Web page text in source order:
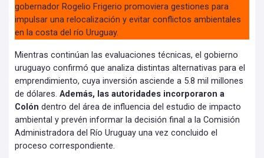
gobernador Rogelio Frigerio promoviera gestiones para
impulsar una relocalización y evitar conflictos ambientales
en la costa del río Uruguay.
Mientras continúan las evaluaciones técnicas, el gobierno
uruguayo confirmó que analiza distintas alternativas para el
emprendimiento, cuya inversión asciende a 5.8 mil millones
de dólares. Además, las autoridades incorporaron a
Colón dentro del área de influencia del estudio de impacto
ambiental y prevén informar la decisión final a la Comisión
Administradora del Río Uruguay una vez concluido el
proceso correspondiente.